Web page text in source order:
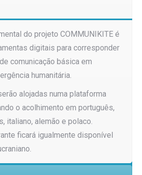
do projeto COMMUNIKITE é
digitais para corresponder
comunicação básica em
humanitária.
alojadas numa plataforma
o acolhimento em português,
italiano, alemão e polaco.
ficará igualmente disponível
.